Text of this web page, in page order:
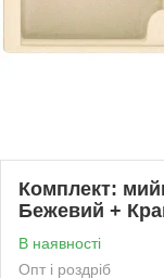
Комплект:
Бежевий +
В наявності
Опт і роздріб